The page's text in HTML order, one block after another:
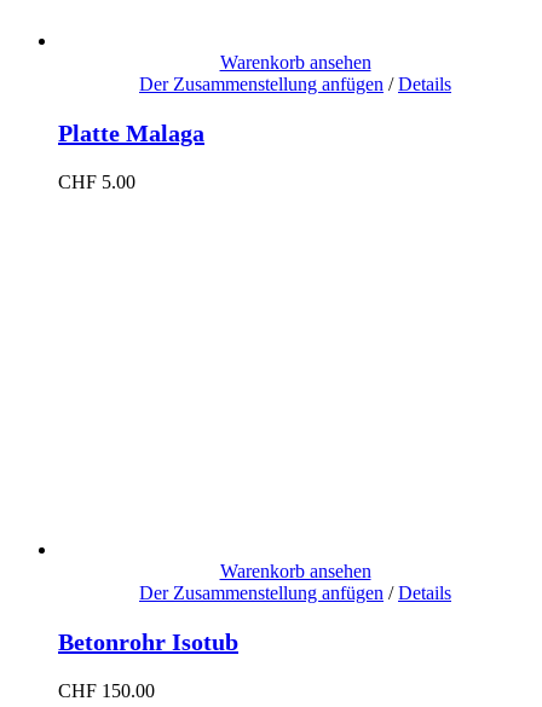
Warenkorb ansehen
Der Zusammenstellung anfügen / Details
Platte Malaga
CHF 5.00
Warenkorb ansehen
Der Zusammenstellung anfügen / Details
Betonrohr Isotub
CHF 150.00